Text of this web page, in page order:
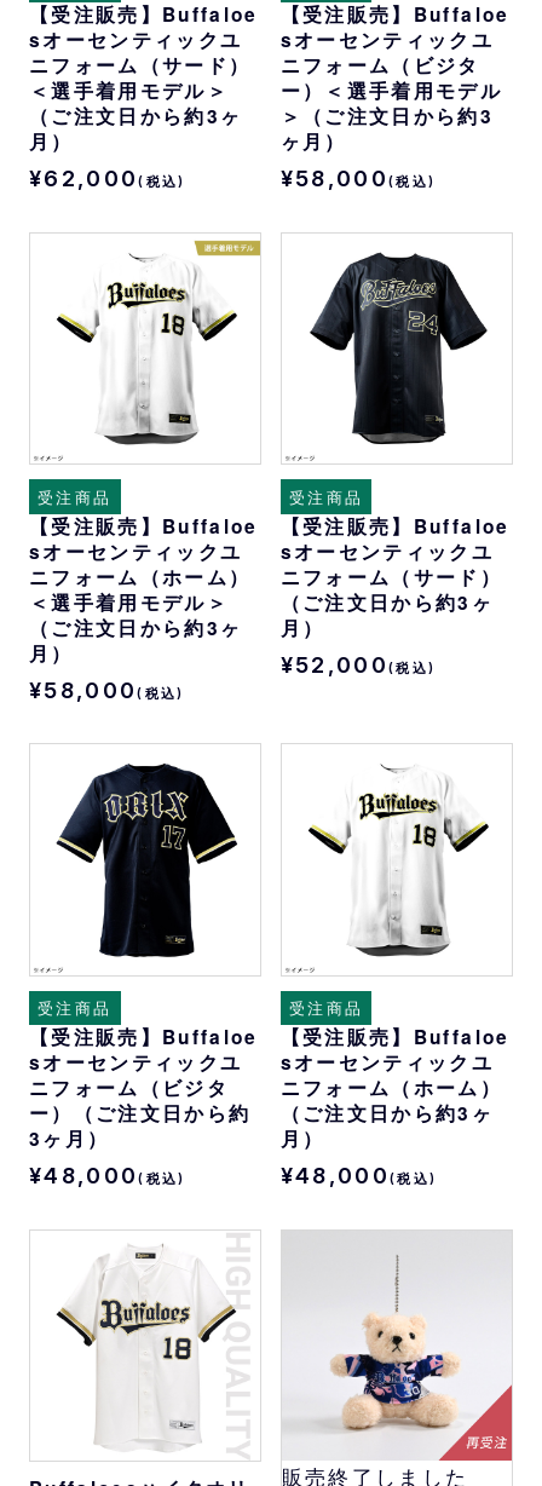
【受注販売】Buffaloe
sオーセンティックユ
ニフォーム（サード）
＜選手着用モデル＞
（ご注文日から約3ヶ
月）
¥62,000(税込)
【受注販売】Buffaloe
sオーセンティックユ
ニフォーム（ビジタ
ー）＜選手着用モデル
＞（ご注文日から約3
ヶ月）
¥58,000(税込)
受注商品
【受注販売】Buffaloe
sオーセンティックユ
ニフォーム（ホーム）
＜選手着用モデル＞
（ご注文日から約3ヶ
月）
¥58,000(税込)
受注商品
【受注販売】Buffaloe
sオーセンティックユ
ニフォーム（サード）
（ご注文日から約3ヶ
月）
¥52,000(税込)
受注商品
【受注販売】Buffaloe
sオーセンティックユ
ニフォーム（ビジタ
ー）（ご注文日から約
3ヶ月）
¥48,000(税込)
受注商品
【受注販売】Buffaloe
sオーセンティックユ
ニフォーム（ホーム）
（ご注文日から約3ヶ
月）
¥48,000(税込)
販売終了しました